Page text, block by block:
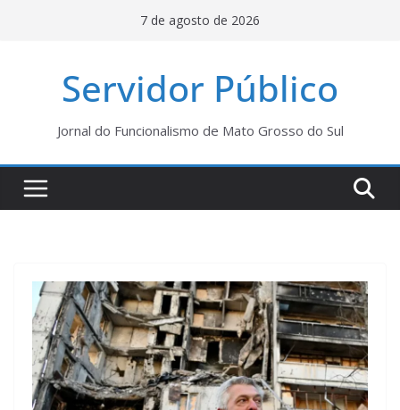
7 de agosto de 2026
Servidor Público
Jornal do Funcionalismo de Mato Grosso do Sul